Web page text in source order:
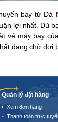
bay từ Đà
lợi nhất. Dù
vé máy bay
đang chờ đợi
Quản lý đặt hàng
Xem đơn hàng
Thanh toán trực